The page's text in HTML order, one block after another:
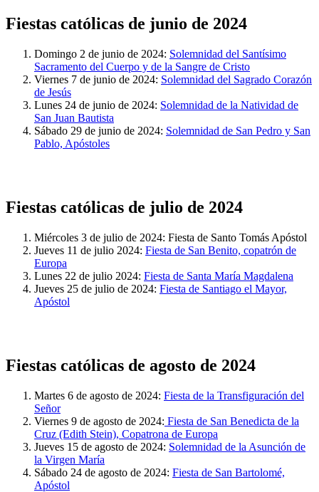
Fiestas católicas de junio de 2024
Domingo 2 de junio de 2024: Solemnidad del Santísimo
Sacramento del Cuerpo y de la Sangre de Cristo
Viernes 7 de junio de 2024: Solemnidad del Sagrado Corazón
de Jesús
Lunes 24 de junio de 2024: Solemnidad de la Natividad de
San Juan Bautista
Sábado 29 de junio de 2024: Solemnidad de San Pedro y San
Pablo, Apóstoles
Fiestas católicas de julio de 2024
Miércoles 3 de julio de 2024: Fiesta de Santo Tomás Apóstol
Jueves 11 de julio 2024: Fiesta de San Benito, copatrón de
Europa
Lunes 22 de julio 2024: Fiesta de Santa María Magdalena
Jueves 25 de julio de 2024: Fiesta de Santiago el Mayor,
Apóstol
Fiestas católicas de agosto de 2024
Martes 6 de agosto de 2024: Fiesta de la Transfiguración del
Señor
Viernes 9 de agosto de 2024: Fiesta de San Benedicta de la
Cruz (Edith Stein), Copatrona de Europa
Jueves 15 de agosto de 2024: Solemnidad de la Asunción de
la Virgen María
Sábado 24 de agosto de 2024: Fiesta de San Bartolomé,
Apóstol